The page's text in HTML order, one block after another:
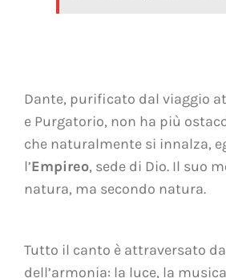
Dante, purificato dal viaggio
e Purgatorio, non ha più
che naturalmente si innalza,
l’Empireo, sede di Dio. Il suo
natura, ma secondo natura.
Tutto il canto è attraversato
dell’armonia: la luce, la